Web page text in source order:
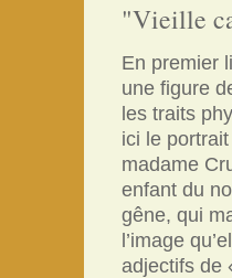
"Vieille
En premier
une figure
les traits
ici le
madame
enfant du
gêne, qui
l’image
adjectifs de